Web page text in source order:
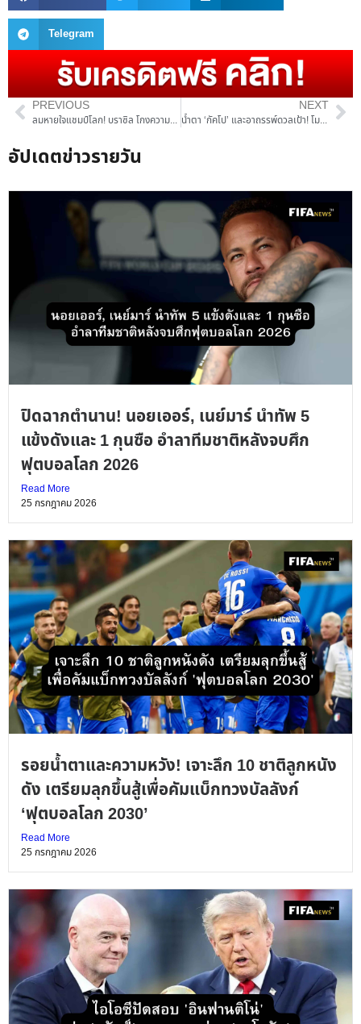
Telegram
PREVIOUS
ลมหายใจแชมป์โลก! บราซิล โกงความตายพลิกดับ ญี่ปุ่น 2-1 ทะลุรอบ 16 ทีม
NEXT
น้ำตา ‘กัคโป’ และอาถรรพ์ดวลเป้า! โมร็อกโก โกงตายเขี่ย เนเธอร์แลนด์ ทะลุรอบ 16 ทีม
อัปเดตข่าวรายวัน
ปิดฉากตำนาน! นอยเออร์, เนย์มาร์ นำทัพ 5
แข้งดังและ 1 กุนซือ อำลาทีมชาติหลังจบศึก
ฟุตบอลโลก 2026
Read More
25 กรกฎาคม 2026
รอยน้ำตาและความหวัง! เจาะลึก 10 ชาติลูกหนัง
ดัง เตรียมลุกขึ้นสู้เพื่อคัมแบ็กทวงบัลลังก์
‘ฟุตบอลโลก 2030’
Read More
25 กรกฎาคม 2026